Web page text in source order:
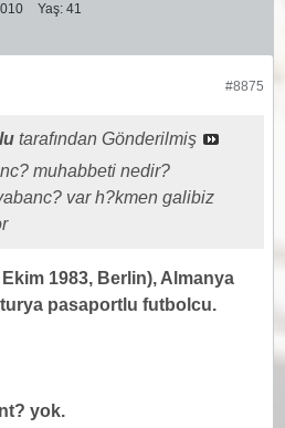
Yaş: 41
#8875
tarafından Gönderilmiş
muhabbeti nedir?
var h?kmen galibiz
1983, Berlin), Almanya
pasaportlu futbolcu.
yok.